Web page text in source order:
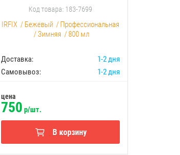
Код товара: 183-7699
IRFIX / Бежевый / Профессиональная
/Зимняя /800 мл
Доставка:
1-2 дня
Самовывоз:
1-2 дня
цена
750 р/шт.
В корзину